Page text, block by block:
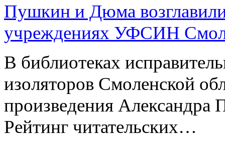
Пушкин и Дюма
учреждениях УФСИН
В библиотеках
изоляторов Смоленской
произведения
Рейтинг читательских…